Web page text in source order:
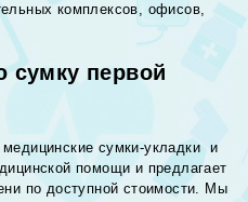
комплексов, офисов,
сумку первой
сумки-укладки и
помощи и предлагает
по доступной стоимости. Мы